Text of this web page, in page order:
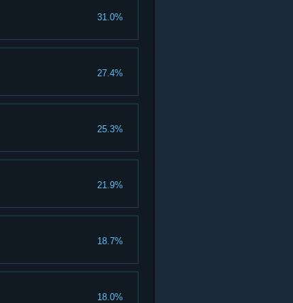
31.0%
27.4%
25.3%
21.9%
18.7%
18.0%